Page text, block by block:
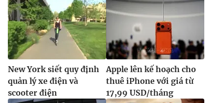
New York siết quy định
quản lý xe điện và
scooter điện
Apple lên kế hoạch cho
thuê iPhone với giá từ
17,99 USD/tháng